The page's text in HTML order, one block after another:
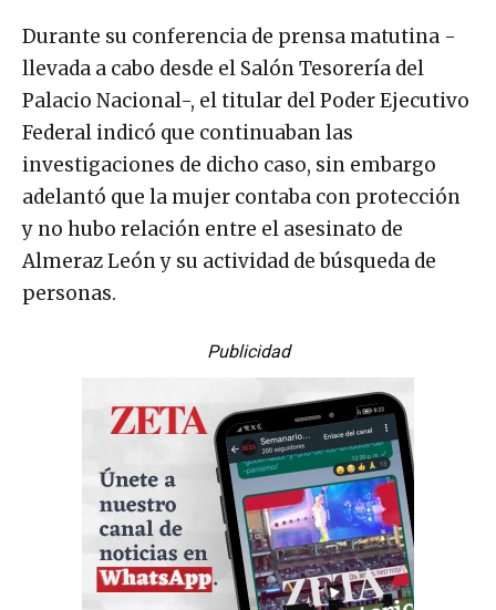
Durante su conferencia de prensa matutina -
llevada a cabo desde el Salón Tesorería del
Palacio Nacional-, el titular del Poder Ejecutivo
Federal indicó que continuaban las
investigaciones de dicho caso, sin embargo
adelantó que la mujer contaba con protección
y no hubo relación entre el asesinato de
Almeraz León y su actividad de búsqueda de
personas.
Publicidad